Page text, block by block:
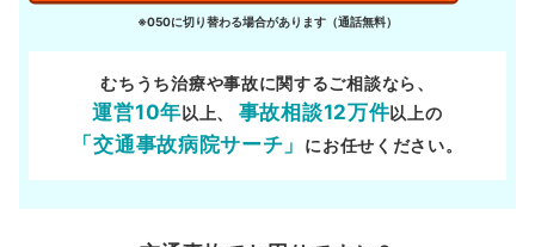
※050に切り替わる場合があります（通話無料）
むちうち治療や事故に関するご相談なら、
運営10年以上、 事故相談12万件以上の
「交通事故病院サーチ」 にお任せください。